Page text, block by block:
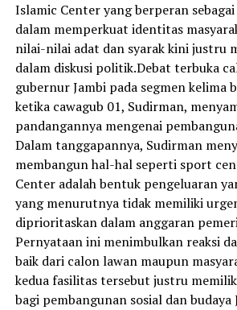
Islamic Center yang berperan
dalam memperkuat identitas
nilai-nilai adat dan syarak kini justru
dalam diskusi politik.Debat terbuka
gubernur Jambi pada segmen kelima
ketika cawagub 01, Sudirman,
pandangannya mengenai
Dalam tanggapannya, Sudirman
membangun hal-hal seperti sport
Center adalah bentuk pengeluaran
yang menurutnya tidak memiliki
diprioritaskan dalam anggaran
Pernyataan ini menimbulkan reaksi
baik dari calon lawan maupun
kedua fasilitas tersebut justru
bagi pembangunan sosial dan budaya